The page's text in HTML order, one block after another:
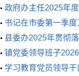
“末梢”；制发《关
干部向县纪委主动
后、治病救人精髓
政府办主任2025年
书记在市委第一季
县委办2025年贯彻
镇党委领导班子
制情况的报告
学习教育党员领导干